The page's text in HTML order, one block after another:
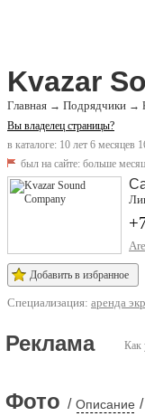
Kvazar
Главная → Подрядчики →
Вы владелец страницы?
в каталоге: 10 лет 6 месяцев
был на сайте: больше
Добавить в избранное
Специализация: аренда
Как
Реклама
Фото / Описание /